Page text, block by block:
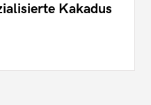
Kakadus